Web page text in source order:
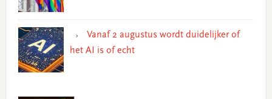
Vanaf 2 augustus wordt duidelijker of
het AI is of echt